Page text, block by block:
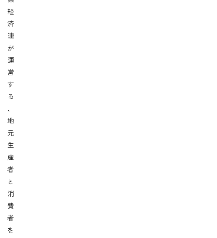
経
済
連
が
運
営
す
る
、
地
元
生
産
者
と
消
費
者
を